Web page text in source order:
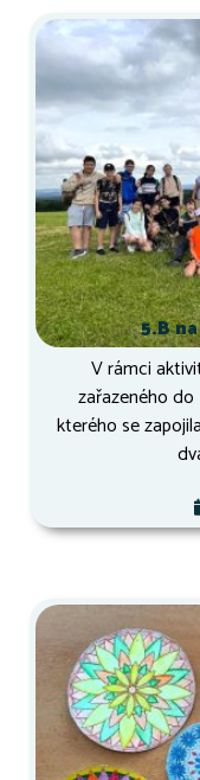
5.B
V rámci
zařazeného
kterého se